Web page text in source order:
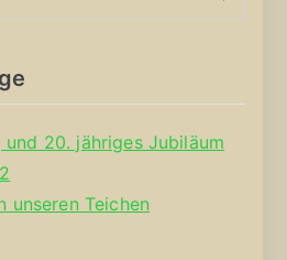
20. jähriges Jubiläum
unseren Teichen